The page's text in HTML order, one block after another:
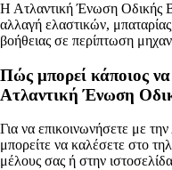
Η Ατλαντική Ένωση Οδικής
αλλαγή ελαστικών,
βοήθειας σε περίπτωση
Πώς μπορεί κάποιος να
Ατλαντική Ένωση
Για να επικοινωνήσετε με
μπορείτε να καλέσετε στο
μέλους σας ή στην ιστοσελίδα